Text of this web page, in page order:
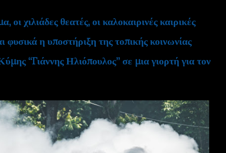
χιλιάδες θεατές, οι καλοκαιρινές καιρικές
η υποστήριξη της τοπικής κοινωνίας
“Γιάννης Ηλιόπουλος” σε μια γιορτή για τον